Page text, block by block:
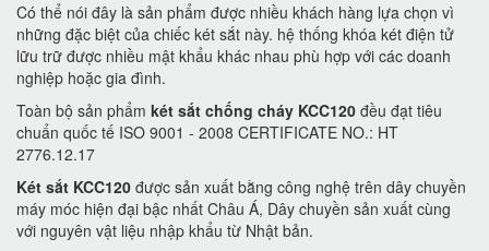
Có thể nói đây là sản phẩm được nhiều khách hàng lựa chọn vì
những đặc biệt của chiếc két sắt này. hệ thống khóa két điện tử
lữu trữ được nhiều mật khẩu khác nhau phù hợp với các doanh
nghiệp hoặc gia đình.
Toàn bộ sản phẩm két sắt chống cháy KCC120 đều đạt tiêu
chuẩn quốc tế ISO 9001 - 2008 CERTIFICATE NO.: HT
2776.12.17
Két sắt KCC120 được sản xuất bằng công nghệ trên dây chuyền
máy móc hiện đại bậc nhất Châu Á, Dây chuyền sản xuất cùng
với nguyên vật liệu nhập khẩu từ Nhật bản.